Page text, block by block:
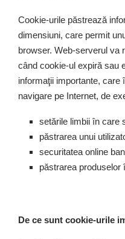
Cookie-urile păstrează
dimensiuni, care permit
browser. Web-serverul va
când cookie-ul expiră sau
informaţii importante, care
navigare pe Internet, de
setările limbii în care
păstrarea unui
securitatea online
păstrarea produselor
De ce sunt cookie-urile